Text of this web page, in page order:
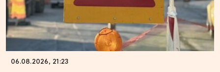
06.08.2026, 21:23